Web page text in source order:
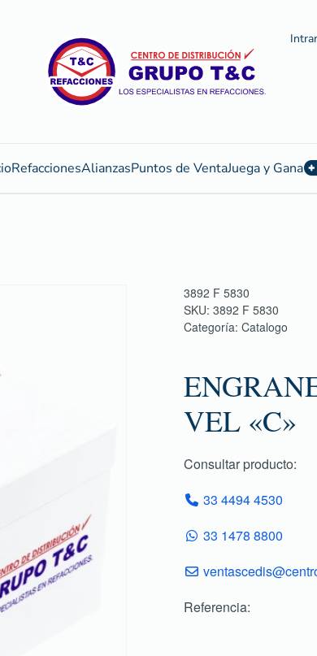
RefaccionesAlianzasPuntos de VentaJuega y Gana
3892 F 5830
SKU: 3892 F 5830
Categoría: Catalogo
VEL «C»
Consultar producto:
33 4494 4530
33 1478 8800
Referencia: